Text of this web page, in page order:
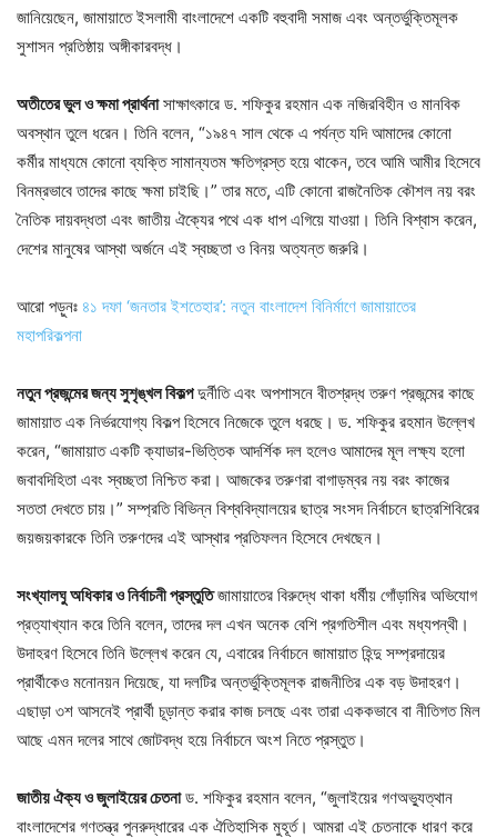
জানিয়েছেন, জামায়াতে ইসলামী বাংলাদেশে একটি বহুবাদী সমাজ এবং অন্তর্ভুক্তিমূলক
সুশাসন প্রতিষ্ঠায় অঙ্গীকারবদ্ধ।
অতীতের ভুল ও ক্ষমা প্রার্থনাসাক্ষাৎকারে ড. শফিকুর রহমান এক নজিরবিহীন ও মানবিক
অবস্থান তুলে ধরেন। তিনি বলেন, “১৯৪৭ সাল থেকে এ পর্যন্ত যদি আমাদের কোনো
কর্মীর মাধ্যমে কোনো ব্যক্তি সামান্যতম ক্ষতিগ্রস্ত হয়ে থাকেন, তবে আমি আমীর হিসেবে
বিনম্রভাবে তাদের কাছে ক্ষমা চাইছি।” তার মতে, এটি কোনো রাজনৈতিক কৌশল নয় বরং
নৈতিক দায়বদ্ধতা এবং জাতীয় ঐক্যের পথে এক ধাপ এগিয়ে যাওয়া। তিনি বিশ্বাস করেন,
দেশের মানুষের আস্থা অর্জনে এই স্বচ্ছতা ও বিনয় অত্যন্ত জরুরি।
আরো পড়ুনঃ ৪১ দফা ‘জনতার ইশতেহার’: নতুন বাংলাদেশ বিনির্মাণে জামায়াতের
মহাপরিকল্পনা
নতুন প্রজন্মের জন্য সুশৃঙ্খল বিকল্পদুর্নীতি এবং অপশাসনে বীতশ্রদ্ধ তরুণ প্রজন্মের কাছে
জামায়াত এক নির্ভরযোগ্য বিকল্প হিসেবে নিজেকে তুলে ধরছে। ড. শফিকুর রহমান উল্লেখ
করেন, “জামায়াত একটি ক্যাডার-ভিত্তিক আদর্শিক দল হলেও আমাদের মূল লক্ষ্য হলো
জবাবদিহিতা এবং স্বচ্ছতা নিশ্চিত করা। আজকের তরুণরা বাগাড়ম্বর নয় বরং কাজের
সততা দেখতে চায়।” সম্প্রতি বিভিন্ন বিশ্ববিদ্যালয়ের ছাত্র সংসদ নির্বাচনে ছাত্রশিবিরের
জয়জয়কারকে তিনি তরুণদের এই আস্থার প্রতিফলন হিসেবে দেখছেন।
সংখ্যালঘু অধিকার ও নির্বাচনী প্রস্তুতিজামায়াতের বিরুদ্ধে থাকা ধর্মীয় গোঁড়ামির অভিযোগ
প্রত্যাখ্যান করে তিনি বলেন, তাদের দল এখন অনেক বেশি প্রগতিশীল এবং মধ্যপন্থী।
উদাহরণ হিসেবে তিনি উল্লেখ করেন যে, এবারের নির্বাচনে জামায়াত হিন্দু সম্প্রদায়ের
প্রার্থীকেও মনোনয়ন দিয়েছে, যা দলটির অন্তর্ভুক্তিমূলক রাজনীতির এক বড় উদাহরণ।
এছাড়া ৩শ আসনেই প্রার্থী চূড়ান্ত করার কাজ চলছে এবং তারা এককভাবে বা নীতিগত মিল
আছে এমন দলের সাথে জোটবদ্ধ হয়ে নির্বাচনে অংশ নিতে প্রস্তুত।
জাতীয় ঐক্য ও জুলাইয়ের চেতনাড. শফিকুর রহমান বলেন, “জুলাইয়ের গণঅভ্যুত্থান
বাংলাদেশের গণতন্ত্র পুনরুদ্ধারের এক ঐতিহাসিক মুহূর্ত। আমরা এই চেতনাকে ধারণ করে